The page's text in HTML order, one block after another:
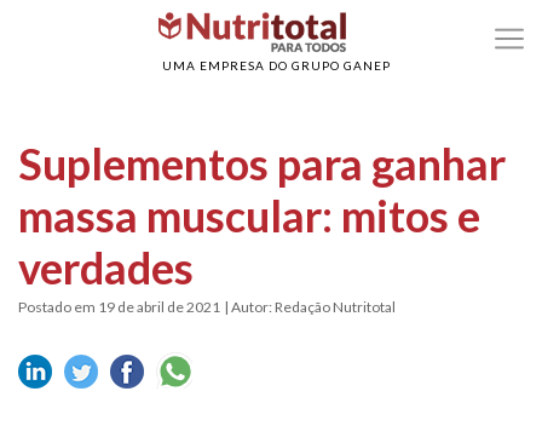
UMA EMPRESA DO GRUPO GANEP
Nutrição esportiva>Suplementos para ganhar massa muscular: mitos e
Suplementos para ganhar
massa muscular: mitos e
verdades
Postado em 19 de abril de 2021 | Autor: Redação Nutritotal